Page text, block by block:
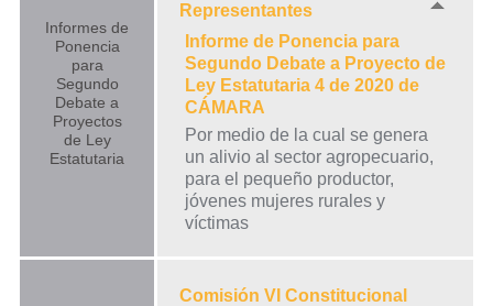
Informes de
Ponencia
para
Segundo
Debate a
Proyectos
de Ley
Estatutaria
Representantes
Informe de Ponencia para
Segundo Debate a Proyecto de
Ley Estatutaria 4 de 2020 de
CÁMARA
Por medio de la cual se genera
un alivio al sector agropecuario,
para el pequeño productor,
jóvenes mujeres rurales y
víctimas
Comisión VI Constitucional